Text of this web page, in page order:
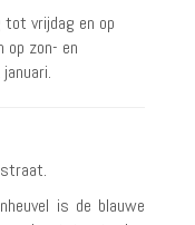
tot vrijdag en op
op zon- en
is de blauwe